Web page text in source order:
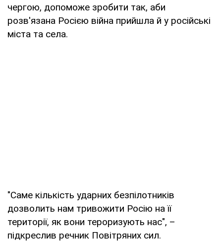
чергою, допоможе зробити так, аби
розв'язана Росією війна прийшла й у російські
міста та села.
"Саме кількість ударних безпілотників
дозволить нам тривожити Росію на її
території, як вони тероризують нас", –
підкреслив речник Повітряних сил.